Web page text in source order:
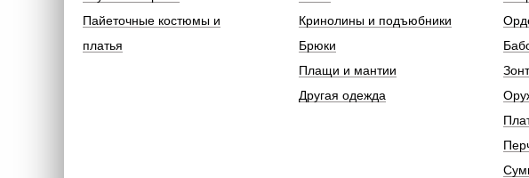
Пайеточные костюмы и
платья
Кринолины и подъюбники
Брюки
Плащи и мантии
Другая одежда